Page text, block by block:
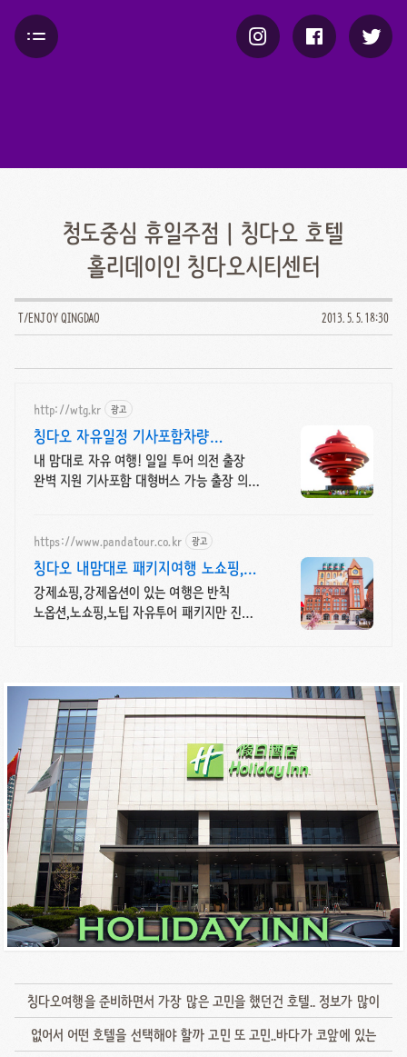
청도중심 휴일주점 | 칭다오 호텔
홀리데이인 칭다오시티센터
T/ENJOY QINGDAO 2013. 5. 5. 18:30
http://wtg.kr 광고
칭다오 자유일정 기사포함차량
비즈니스차량 맞춤 견적 가능
내 맘대로 자유 여행! 일일 투어 의전 출장
완벽 지원 기사포함 대형버스 가능 출장 의전
https://www.pandatour.co.kr 광고
칭다오 내맘대로 패키지여행 노쇼핑,
노옵션,노팁
강제쇼핑,강제옵션이 있는 여행은 반칙
노옵션,노쇼핑,노팁 자유투어 패키지만 진행
칭다오여행을 준비하면서 가장 많은 고민을 했던건 호텔.. 정보가 많이
없어서 어떤 호텔을 선택해야 할까 고민 또 고민..바다가 코앞에 있는